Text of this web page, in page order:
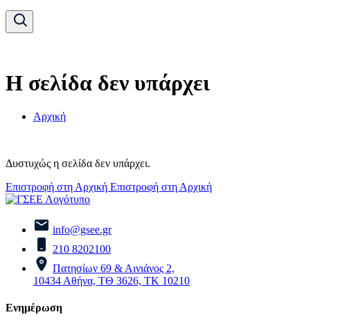
Η σελίδα δεν υπάρχει
Αρχική
Δυστυχώς η σελίδα δεν υπάρχει.
Επιστροφή στη Αρχική Επιστροφή στη Αρχική
info@gsee.gr
210 8202100
Πατησίων 69 & Αινιάνος 2,
10434 Αθήνα, ΤΘ 3626, ΤΚ 10210
Ενημέρωση